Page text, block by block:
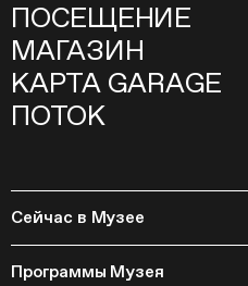
ПОСЕЩЕНИЕ
МАГАЗИН
КАРТА GARAGE
ПОТОК
Сейчас в Музее
События
Программы Музея